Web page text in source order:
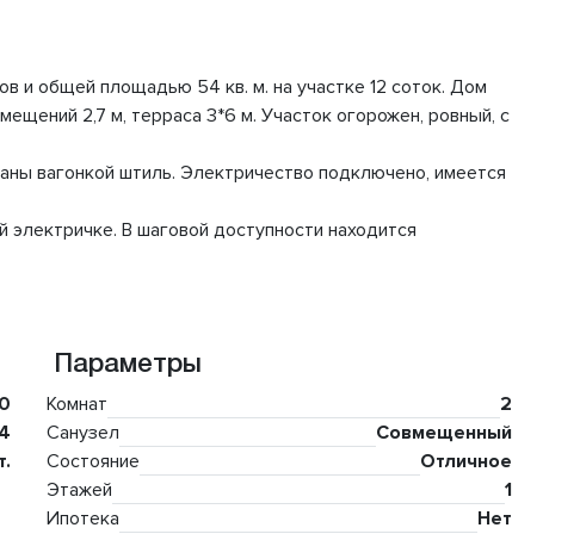
и общей площадью 54 кв. м. на участке 12 соток. Дом
2,7 м, терраса 3*6 м. Участок огорожен, ровный, с
вагонкой штиль. Электричество подключено, имеется
В шаговой доступности находится
Параметры
Комнат
2
Санузел
Совмещенный
Состояние
Отличное
Этажей
1
Ипотека
Нет